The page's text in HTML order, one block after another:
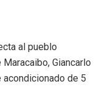
al pueblo
Giancarlo
acondicionado de 5